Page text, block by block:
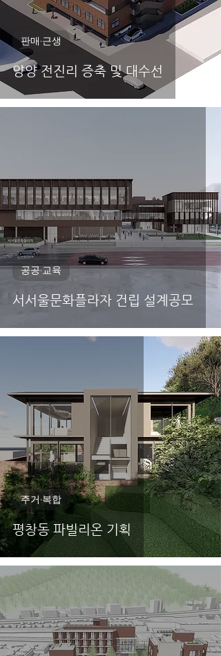
양양 전진리 증축 및 대수선
판매·근생
서서울문화플라자 건립 설계공모
공공·교육
평창동 파빌리온 기획
주거·복합